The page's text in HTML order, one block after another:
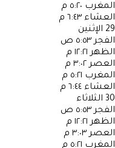
المغرب ٥:٢٠ م
العشاء ٦:٤٣ م
29 الإثنين
الفجر ٥:٥٣ ص
الظهر ١٢:٢١ م
العصر ٣:٠٢ م
المغرب ٥:٢١ م
العشاء ٦:٤٤ م
30 الثلاثاء
الفجر ٥:٥٣ ص
الظهر ١٢:٢١ م
العصر ٣:٠٣ م
المغرب ٥:٢١ م